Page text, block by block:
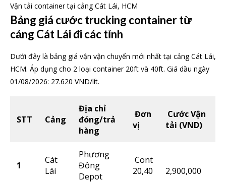
Vận tải container tại cảng Cát Lái, HCM
Bảng giá cước trucking container từ
cảng Cát Lái đi các tỉnh
Dưới đây là bảng giá vận vận chuyển mới nhất tại cảng Cát Lái,
HCM. Áp dụng cho 2 loại container 20ft và 40ft. Giá dầu ngày
01/08/2026: 27.620 VND/lít.
STT Cảng
Địa chỉ
đóng/trả
hàng
Đơn
vị
Cước Vận
tải (VND)
1
Cát
Lái
Phương
Đông
Depot
Cont
20,40
2,900,000